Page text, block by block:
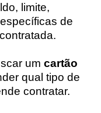
limite,
de
um cartão
qual tipo de
contratar.